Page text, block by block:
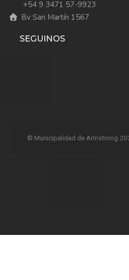
+54 9 3471 57-9923
Bv San Martín 1567
SEGUINOS
© Municipalidad de Armstrong